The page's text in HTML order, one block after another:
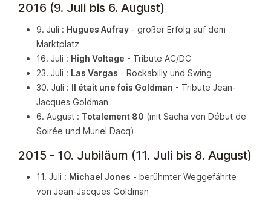
2016 (9. Juli bis 6. August)
9. Juli : Hugues Aufray - großer Erfolg auf dem
Marktplatz
16. Juli : High Voltage - Tribute AC/DC
23. Juli : Las Vargas - Rockabilly und Swing
30. Juli : Il était une fois Goldman - Tribute Jean-
Jacques Goldman
6. August : Totalement 80 (mit Sacha von Début de
Soirée und Muriel Dacq)
2015 - 10. Jubiläum (11. Juli bis 8. August)
11. Juli : Michael Jones - berühmter Weggefährte
von Jean-Jacques Goldman